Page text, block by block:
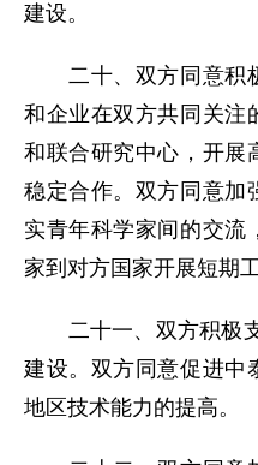
建设。
二十、双方同意积
和企业在双方共同关注
和联合研究中心，开展
稳定合作。双方同意加
实青年科学家间的交流
家到对方国家开展短期工
二十一、双方积极支
建设。双方同意促进中
地区技术能力的提高。